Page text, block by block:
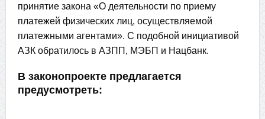
принятие закона «О деятельности по приему
платежей физических лиц, осуществляемой
платежными агентами». С подобной инициативой
АЗК обратилось в АЗПП, МЭБП и Нацбанк.
В законопроекте предлагается
предусмотреть: